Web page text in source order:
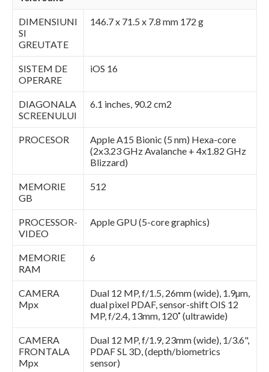
DIMENSIUNI
SI
GREUTATE
146.7 x 71.5 x 7.8 mm 172 g
SISTEM DE
OPERARE
iOS 16
DIAGONALA
SCREENULUI
6.1 inches, 90.2 cm2
PROCESOR
Apple A15 Bionic (5 nm) Hexa-core
(2x3.23 GHz Avalanche + 4x1.82 GHz
Blizzard)
MEMORIE
GB
512
PROCESSOR-
VIDEO
Apple GPU (5-core graphics)
MEMORIE
RAM
6
CAMERA
Mpx
Dual 12 MP, f/1.5, 26mm (wide), 1.9µm,
dual pixel PDAF, sensor-shift OIS 12
MP, f/2.4, 13mm, 120˚ (ultrawide)
CAMERA
FRONTALA
Mpx
Dual 12 MP, f/1.9, 23mm (wide), 1/3.6",
PDAF SL 3D, (depth/biometrics
sensor)